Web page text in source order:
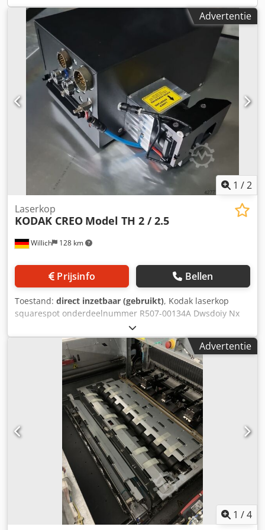
en eigen raamproductie. Resolutie tot 2540 dpi - directe
laserbelichting - geschikt voor alle gangbare CTS-emulsies
Maximale raamgrootte: 60x80cm De machine kan ter
plaatse worden bezichtigd en getest met uw eigen
zeeframen. Transport van de machine is mogelijk na
overleg en speciale afspraak. De prijs is inclusief: -
Computer inclusief toetsenbord, monitor en muis. -
Machine-software met alle configuratie- en
instelmogelijkheden - Accessoires
(onderhoudshulpmiddelen) Verkoop onder uitsluiting van
elke vorm van garantie en aansprakelijkheid voor
gebreken. Oliver Bartsch GmbH – Keulen, Duitsland
Dedpsyx Hfwefx Acdjwa Voor verdere vragen staan wij u
graag ter beschikking.
Advertentie
1 /2
Willich 128 km
Laserkop
KODAK CREO Model TH 2 / 2.5
Prijsinfo Bellen
Toestand: direct inzetbaar (gebruikt), Kodak laserkop
squarespot onderdeelnummer R507-00134A Dwsdoiy Nx
Aopfx Acdea - 50W 630nm - 10mW 680nm
Advertentie
1 /4